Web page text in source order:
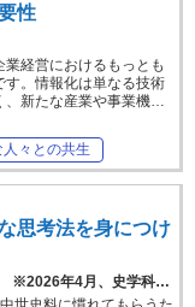
性
経営におけるもっとも
す。情報化は単なる技術
、新たな産業や事業機…
人々との共生
思考法を身につけ
※2026年4月、史学科…